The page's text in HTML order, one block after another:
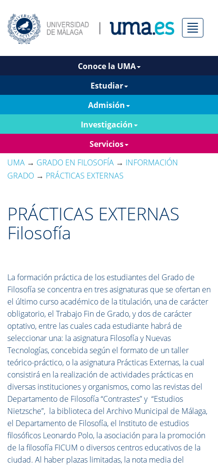
Menú
Conoce la UMA
Estudiar
Admisión
Investigación
Servicios
UMA → GRADO EN FILOSOFÍA → INFORMACIÓN
GRADO → PRÁCTICAS EXTERNAS
PRÁCTICAS EXTERNAS
Filosofía
La formación práctica de los estudiantes del Grado de
Filosofía se concentra en tres asignaturas que se ofertan en
el último curso académico de la titulación, una de carácter
obligatorio, el Trabajo Fin de Grado, y dos de carácter
optativo, entre las cuales cada estudiante habrá de
seleccionar una: la asignatura Filosofía y Nuevas
Tecnologías, concebida según el formato de un taller
teórico-práctico, o la asignatura Prácticas Externas, la cual
consistirá en la realización de actividades prácticas en
diversas instituciones y organismos, como las revistas del
Departamento de Filosofía “Contrastes” y “Estudios
Nietzsche”, la biblioteca del Archivo Municipal de Málaga,
el Departamento de Filosofía, el Instituto de estudios
filosóficos Leonardo Polo, la asociación para la promoción
de la filosofía FICUM o diversos centros educativos de la
ciudad. Al haber plazas limitadas, la nota media del